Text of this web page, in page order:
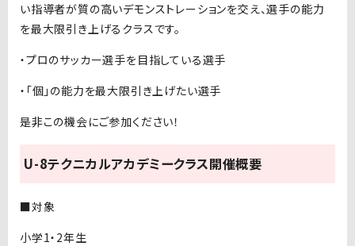
い指導者が質の高いデモンストレーションを交え、選手の能力
を最大限引き上げるクラスです。
・プロのサッカー選手を目指している選手
・「個」の能力を最大限引き上げたい選手
是非この機会にご参加ください！
U-8テクニカルアカデミークラス開催概要
■対象
小学1・2年生